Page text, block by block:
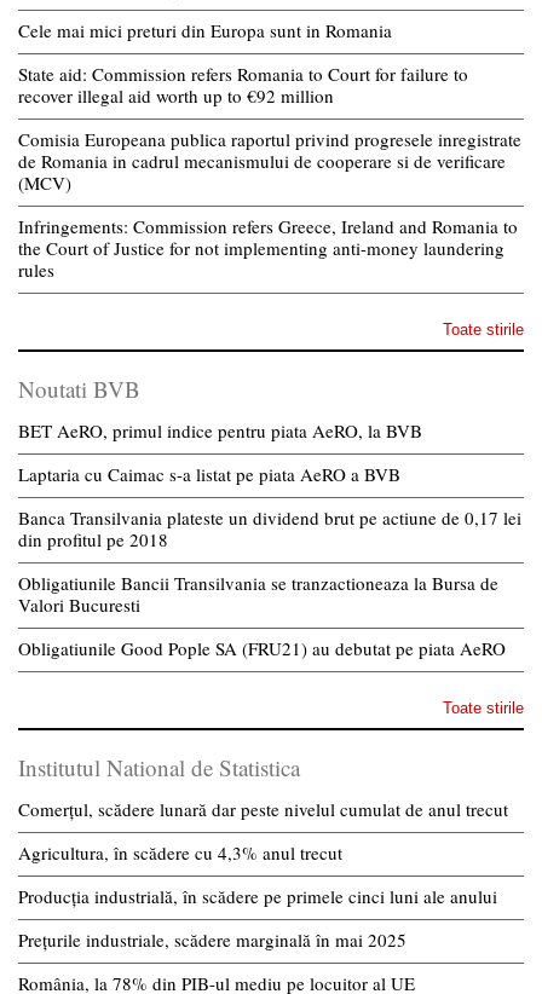
Cele mai mici preturi din Europa sunt in Romania
State aid: Commission refers Romania to Court for failure to
recover illegal aid worth up to €92 million
Comisia Europeana publica raportul privind progresele inregistrate
de Romania in cadrul mecanismului de cooperare si de verificare
(MCV)
Infringements: Commission refers Greece, Ireland and Romania to
the Court of Justice for not implementing anti-money laundering
rules
Toate stirile
Noutati BVB
BET AeRO, primul indice pentru piata AeRO, la BVB
Laptaria cu Caimac s-a listat pe piata AeRO a BVB
Banca Transilvania plateste un dividend brut pe actiune de 0,17 lei
din profitul pe 2018
Obligatiunile Bancii Transilvania se tranzactioneaza la Bursa de
Valori Bucuresti
Obligatiunile Good Pople SA (FRU21) au debutat pe piata AeRO
Toate stirile
Institutul National de Statistica
Comerțul, scădere lunară dar peste nivelul cumulat de anul trecut
Agricultura, în scădere cu 4,3% anul trecut
Producția industrială, în scădere pe primele cinci luni ale anului
Prețurile industriale, scădere marginală în mai 2025
România, la 78% din PIB-ul mediu pe locuitor al UE